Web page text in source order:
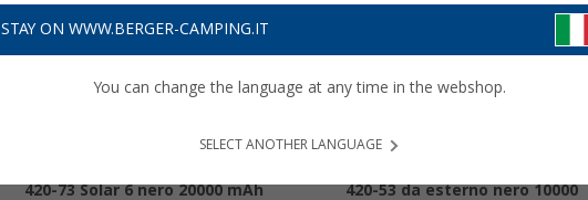
420-73 Solar 6 nero 20000 mAh
420-53 da esterno nero 10000
STAY ON WWW.BERGER-CAMPING.IT
You can change the language at any time in the webshop.
SELECT ANOTHER LANGUAGE